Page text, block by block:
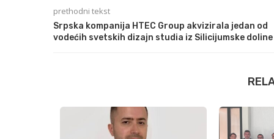
prethodni tekst
Srpska kompanija HTEC Group akvizirala jedan od
vodećih svetskih dizajn studia iz Silicijumske doline